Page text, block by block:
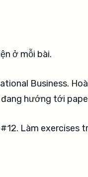
ở mỗi bài.
Business.
hướng tới
Làm exercises